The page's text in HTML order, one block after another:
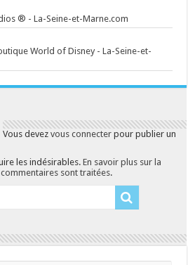
® - La-Seine-et-Marne.com
World of Disney - La-Seine-et-
Vous devezvous connecter pour publier un
les indésirables.En savoir plus sur la
sont traitées.